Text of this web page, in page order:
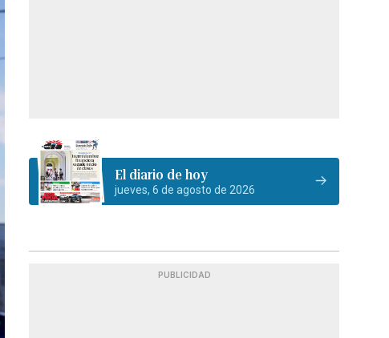
El diario de hoy
jueves, 6 de agosto de 2026
PUBLICIDAD